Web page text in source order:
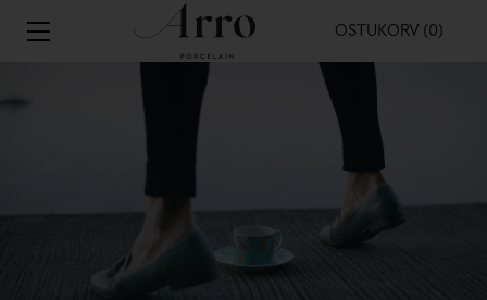
OSTUKORV (0)